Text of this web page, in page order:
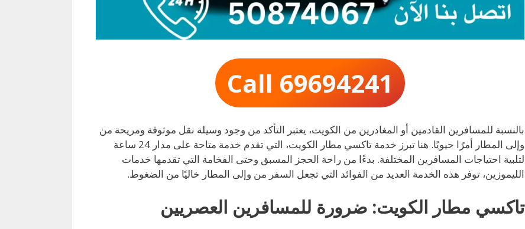
Call 69694241
بالنسبة للمسافرين القادمين أو المغادرين من الكويت، يعتبر التأكد من وجود وسيلة نقل موثوقة ومريحة من
وإلى المطار أمرًا حيويًا. هنا تبرز خدمة تاكسي مطار الكويت، التي تقدم خدمة متاحة على مدار 24 ساعة
لتلبية احتياجات المسافرين المختلفة. بدءًا من راحة الحجز المسبق وحتى الفخامة التي تقدمها خدمات
الليموزين، توفر هذه الخدمة العديد من الفوائد التي تجعل السفر من وإلى المطار خاليًا من الضغوط.
تاكسي مطار الكويت: ضرورة للمسافرين العصريين